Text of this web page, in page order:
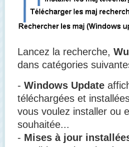
Lancez la recherche,
dans catégories
- Windows Update
téléchargées et
vous voulez installer ou
souhaitée...
- Mises à jour